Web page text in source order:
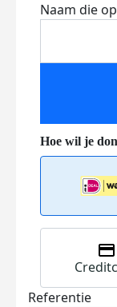
Naam die
Referentie